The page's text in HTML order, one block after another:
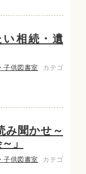
い相続・遺
子供図書室
カテゴ
み聞かせ～
」
子供図書室
カテゴ